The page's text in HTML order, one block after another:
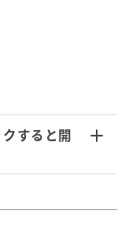
すると開